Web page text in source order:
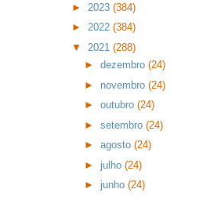
► 2023 (384)
► 2022 (384)
▼ 2021 (288)
► dezembro (24)
► novembro (24)
► outubro (24)
► setembro (24)
► agosto (24)
► julho (24)
► junho (24)